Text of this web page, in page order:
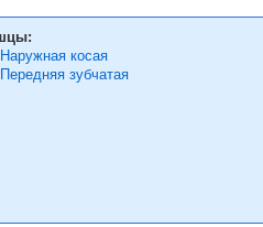
Наружная косая
Передняя зубчатая